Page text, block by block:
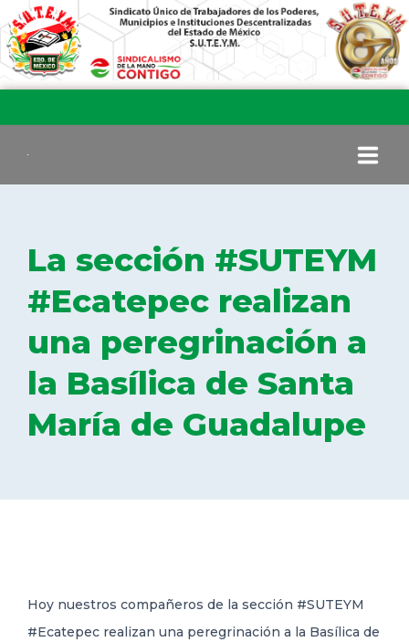
COMITÉ EJECUTIVO
COMISIÓN DE VIGILANCIA
SECCIONES
La sección #SUTEYM
#Ecatepec realizan
una peregrinación a
la Basílica de Santa
María de Guadalupe
Hoy nuestros compañeros de la sección #SUTEYM
#Ecatepec realizan una peregrinación a la Basílica de